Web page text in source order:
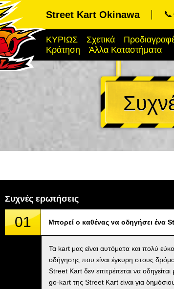
Street Kart Okinawa
ΚΥΡΙΩΣ Σχετικά
Κράτηση
Άλλα Καταστήματα
Συχνές ερωτήσεις
01 Μπορεί ο καθένας να οδηγήσει ένα
Τα kart μας είναι αυτόματα και πολύ
οδήγησης που είναι έγκυρη στους
Street Kart δεν επιτρέπεται να
go-kart της Street Kart είναι για